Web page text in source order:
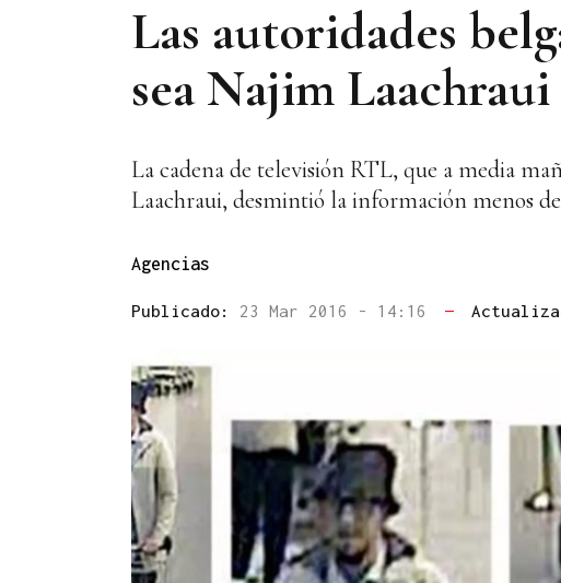
Las autoridades
sea Najim Laachraui
La cadena de televisión RTL, que a media
Laachraui, desmintió la información menos
Agencias
Publicado: 23 Mar 2016 - 14:16 —